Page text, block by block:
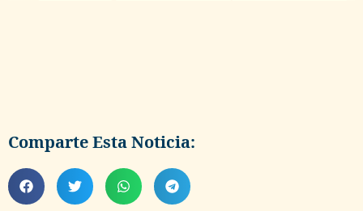
Comparte Esta Noticia: